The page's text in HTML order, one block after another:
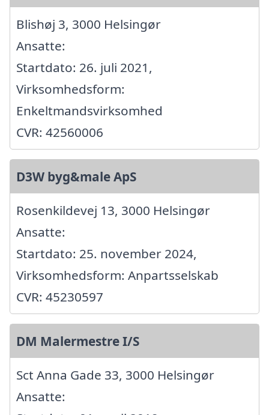
Blishøj 3, 3000 Helsingør
Ansatte:
Startdato: 26. juli 2021,
Virksomhedsform:
Enkeltmandsvirksomhed
CVR: 42560006
D3W byg&male ApS
Rosenkildevej 13, 3000 Helsingør
Ansatte:
Startdato: 25. november 2024,
Virksomhedsform: Anpartsselskab
CVR: 45230597
DM Malermestre I/S
Sct Anna Gade 33, 3000 Helsingør
Ansatte: